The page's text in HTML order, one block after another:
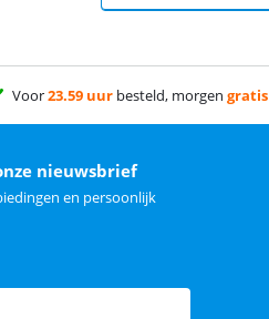
Voor23.59 uur besteld, morgen gratis
nieuwsbrief
en persoonlijk